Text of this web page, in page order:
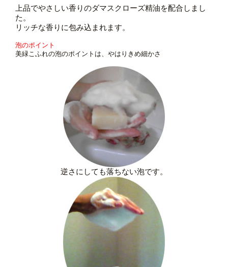
上品でやさしい香りのダマスクローズ精油を配合しまし
た。
リッチな香りに包み込まれます。
泡のポイント
美緑こふれの泡のポイントは、やはりきめ細かさ
逆さにしても落ちない泡です。